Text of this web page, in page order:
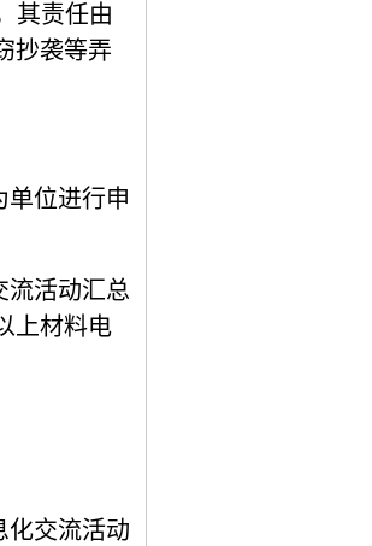
其责任由
抄袭等弄
单位进行申
流活动汇总
上材料电
化交流活动